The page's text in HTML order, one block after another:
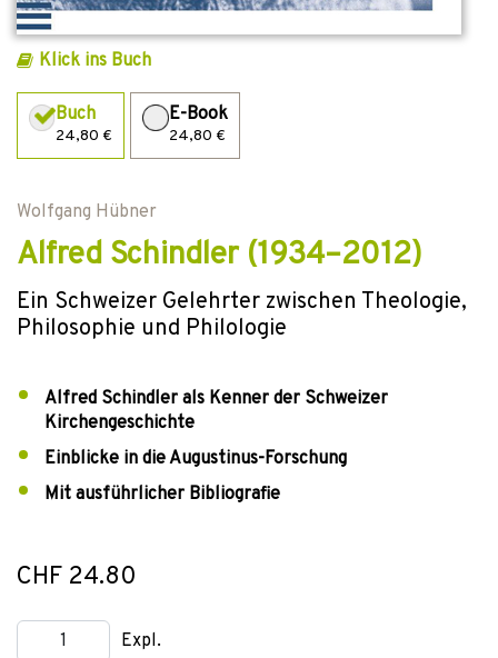
Klick ins Buch
Buch
24,80 €
E-Book
24,80 €
Wolfgang Hübner
Alfred Schindler (1934–2012)
Ein Schweizer Gelehrter zwischen Theologie,
Philosophie und Philologie
Alfred Schindler als Kenner der Schweizer
Kirchengeschichte
Einblicke in die Augustinus-Forschung
Mit ausführlicher Bibliografie
CHF 24.80
Expl.